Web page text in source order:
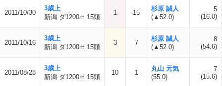
2011/10/30
3歳上
新潟 ダ1200m 15頭
1 15
杉原 誠人
(▲52.0)
5
(16.0)
2011/10/16
3歳上
新潟 ダ1200m 15頭
3 7
杉原 誠人
(▲52.0)
8
(54.6)
2011/08/28
3歳上
新潟 ダ1200m 15頭
10 1
丸山 元気
(55.0)
7
(15.6)